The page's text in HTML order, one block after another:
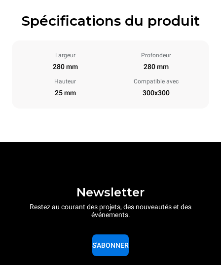
Spécifications du produit
Largeur
280 mm
Profondeur
280 mm
Hauteur
25 mm
Compatible avec
300x300
Newsletter
Restez au courant des projets, des nouveautés et des
événements.
S'ABONNER